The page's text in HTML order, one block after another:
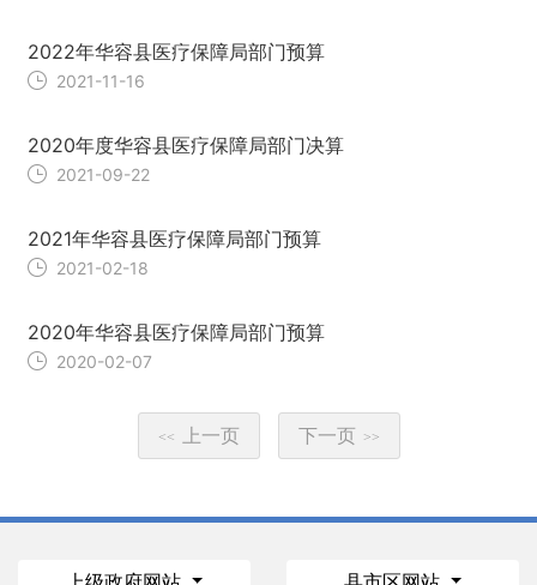
2022年华容县医疗保障局部门预算
2021-11-16
2020年度华容县医疗保障局部门决算
2021-09-22
2021年华容县医疗保障局部门预算
2021-02-18
2020年华容县医疗保障局部门预算
2020-02-07
<< 上一页 下一页 >>